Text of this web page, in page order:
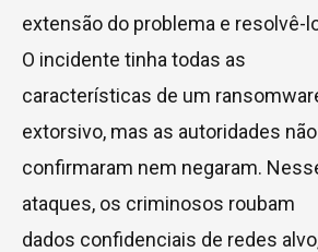
extensão do problema e resolvê-
O incidente tinha todas as
características de um
extorsivo, mas as autoridades não
confirmaram nem negaram.
ataques, os criminosos roubam
dados confidenciais de redes